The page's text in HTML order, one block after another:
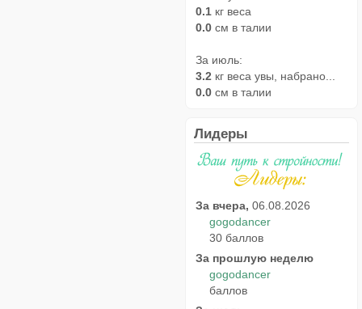
0.1 кг веса
0.0 см в талии
За июль:
3.2 кг веса увы, набрано...
0.0 см в талии
Лидеры
За вчера, 06.08.2026
gogodancer
30 баллов
За прошлую неделю
gogodancer
баллов